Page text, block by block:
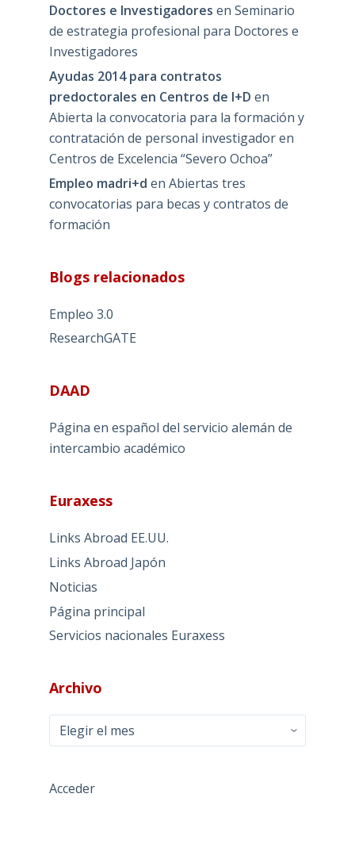
Doctores e Investigadores en Seminario
de estrategia profesional para Doctores e
Investigadores
Ayudas 2014 para contratos
predoctorales en Centros de I+D en
Abierta la convocatoria para la formación y
contratación de personal investigador en
Centros de Excelencia “Severo Ochoa”
Empleo madri+d en Abiertas tres
convocatorias para becas y contratos de
formación
Blogs relacionados
Empleo 3.0
ResearchGATE
DAAD
Página en español del servicio alemán de
intercambio académico
Euraxess
Links Abroad EE.UU.
Links Abroad Japón
Noticias
Página principal
Servicios nacionales Euraxess
Archivo
Archivo
Acceder